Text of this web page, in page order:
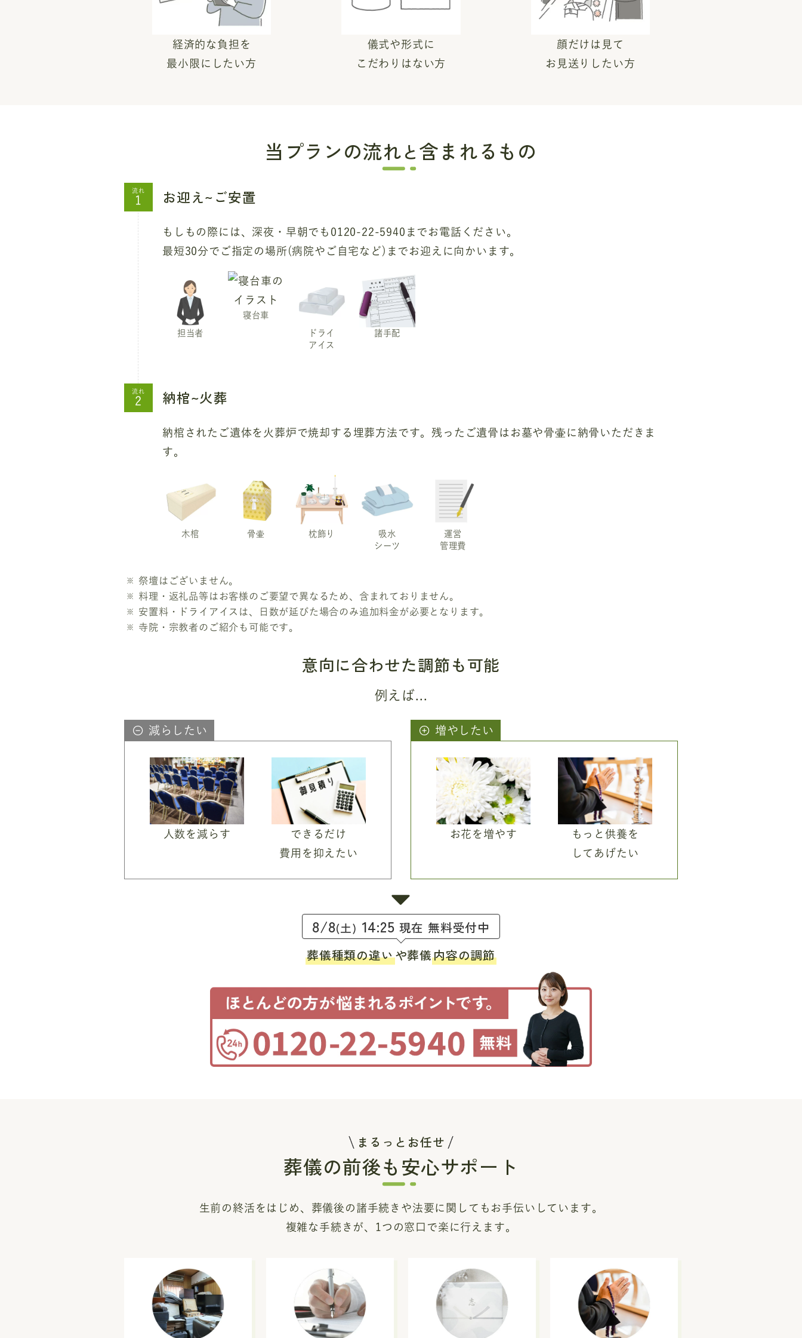
経済的な負担を
最小限にしたい方
儀式や形式に
こだわりはない方
顔だけは見て
お見送りしたい方
当プランの流れと含まれるもの
流れ お迎え~ご安置
もしもの際には、深夜・早朝でも0120-22-5940までお電話ください。
最短30分でご指定の場所(病院やご自宅など)までお迎えに向かいます。
担当者
寝台車
ドライ
アイス
諸手配
流れ 納棺~火葬
納棺されたご遺体を火葬炉で焼却する埋葬方法です。残ったご遺骨はお墓や骨壷に納骨いただきま
す。
木棺 骨壷 枕飾り
吸水
シーツ
運営
管理費
祭壇はございません。
料理・返礼品等はお客様のご要望で異なるため、含まれておりません。
安置料・ドライアイスは、日数が延びた場合のみ追加料金が必要となります。
寺院・宗教者のご紹介も可能です。
意向に合わせた調節も可能
例えば...
減らしたい
人数を減らす
できるだけ
費用を抑えたい
増やしたい
お花を増やす
もっと供養を
してあげたい
8/8(土) 14:25 現在 無料受付中
葬儀種類の違いや葬儀内容の調節
まるっとお任せ
葬儀の前後も安心サポート
生前の終活をはじめ、葬儀後の諸手続き や法要に関してもお手伝いしています。
複雑な手続きが、1つの窓口で楽に行えます。